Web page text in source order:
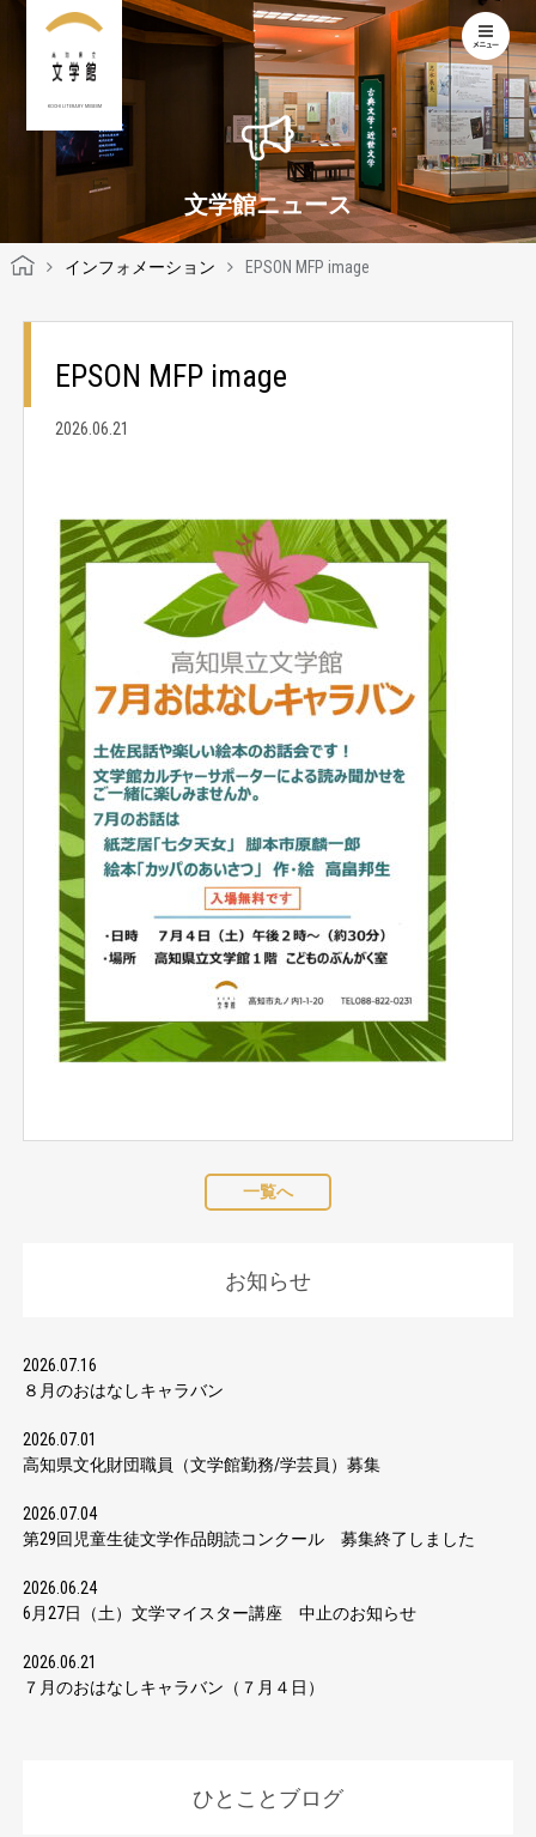
KOCHI LITERARY MUSEUM
文学館ニュース
インフォメーション EPSON MFP image
EPSON MFP image
2026.06.21
一覧へ
お知らせ
2026.07.16
８月のおはなしキャラバン
2026.07.01
高知県文化財団職員（文学館勤務/学芸員）募集
2026.07.04
第29回児童生徒文学作品朗読コンクール 募集終了しました
2026.06.24
6月27日（土）文学マイスター講座 中止のお知らせ
2026.06.21
７月のおはなしキャラバン（７月４日）
ひとことブログ